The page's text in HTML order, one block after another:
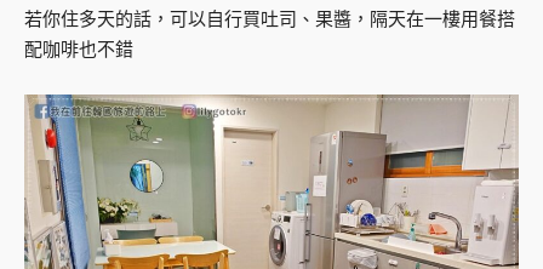
若你住多天的話，可以自行買吐司、果醬，隔天在一樓用餐搭
配咖啡也不錯